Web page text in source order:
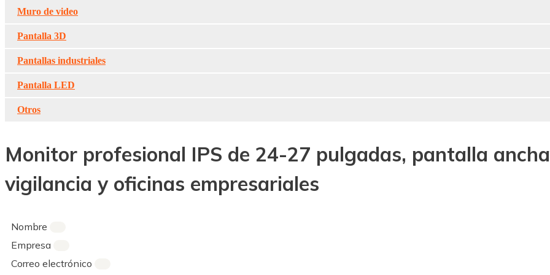
Muro de video
Pantalla 3D
Pantallas industriales
Pantalla LED
Otros
Monitor profesional IPS de 24-27 pulgadas, pantalla
vigilancia y oficinas empresariales
Nombre
Empresa
Correo electrónico